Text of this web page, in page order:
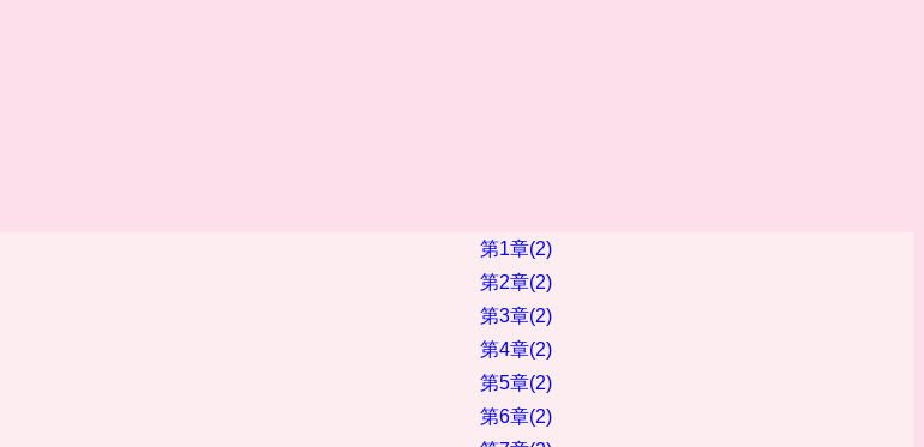
第1章(2)
第2章(2)
第3章(2)
第4章(2)
第5章(2)
第6章(2)